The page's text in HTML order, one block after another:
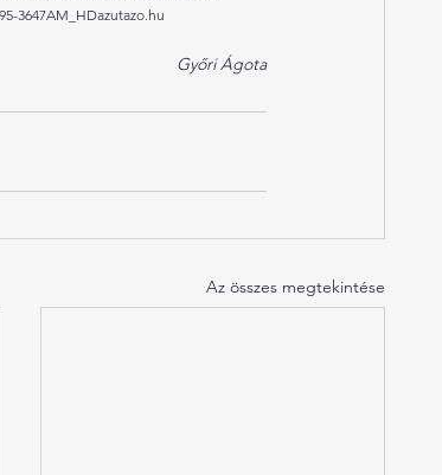
3647AM_HDazutazo.hu
Győri Ágota
Az összes megtekintése